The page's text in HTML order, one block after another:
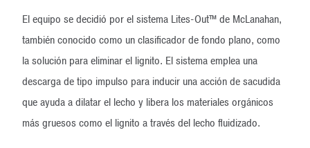
El equipo se decidió por el sistema Lites-Out™ de McLanahan,
también conocido como un clasificador de fondo plano, como
la solución para eliminar el lignito. El sistema emplea una
descarga de tipo impulso para inducir una acción de sacudida
que ayuda a dilatar el lecho y libera los materiales orgánicos
más gruesos como el lignito a través del lecho fluidizado.